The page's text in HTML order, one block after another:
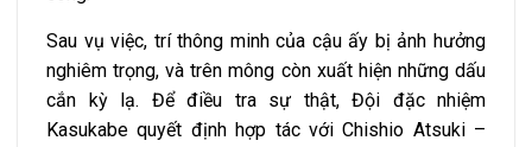
Sau vụ việc, trí thông minh của cậu ấy bị ảnh hưởng
nghiêm trọng, và trên mông còn xuất hiện những dấu
cắn kỳ lạ. Để điều tra sự thật, Đội đặc nhiệm
Kasukabe quyết định hợp tác với Chishio Atsuki –